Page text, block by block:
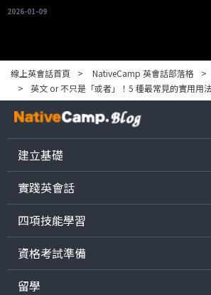
2026-01-09
線上英會話首頁 NativeCamp 英會話部落格
英文 or 不只是「或者」！5 種最常見的實用用
建立基礎
實踐英會話
四項技能學習
資格考試準備
留學